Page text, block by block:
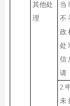
其他处
理
当
不
政
处
信
请
2.
未